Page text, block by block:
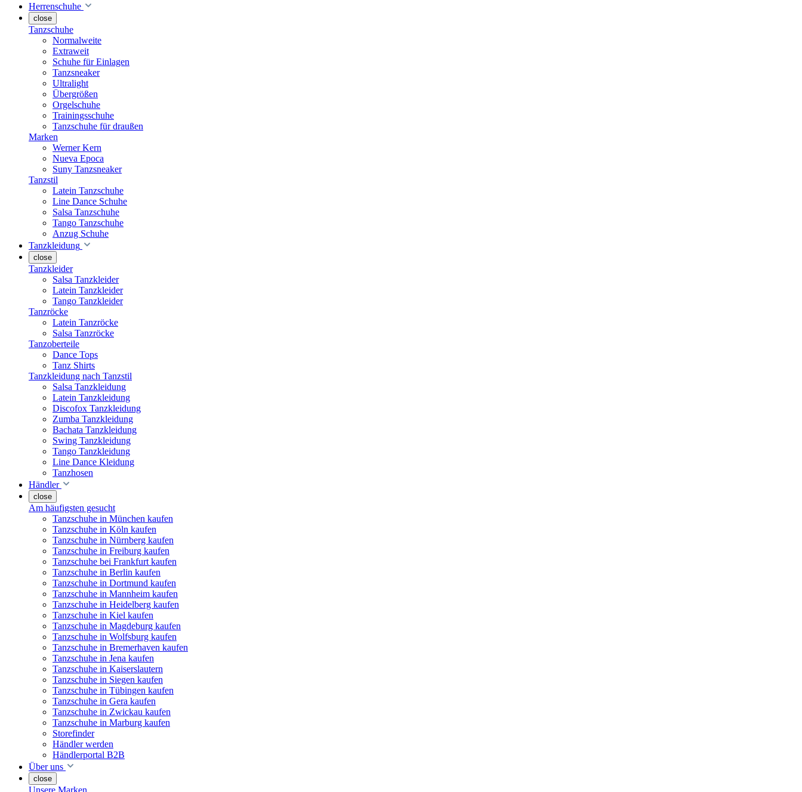
Herrenschuhe
close
Tanzschuhe
Normalweite
Extraweit
Schuhe für Einlagen
Tanzsneaker
Ultralight
Übergrößen
Orgelschuhe
Trainingsschuhe
Tanzschuhe für draußen
Marken
Werner Kern
Nueva Epoca
Suny Tanzsneaker
Tanzstil
Latein Tanzschuhe
Line Dance Schuhe
Salsa Tanzschuhe
Tango Tanzschuhe
Anzug Schuhe
Tanzkleidung
close
Tanzkleider
Salsa Tanzkleider
Latein Tanzkleider
Tango Tanzkleider
Tanzröcke
Latein Tanzröcke
Salsa Tanzröcke
Tanzoberteile
Dance Tops
Tanz Shirts
Tanzkleidung nach Tanzstil
Salsa Tanzkleidung
Latein Tanzkleidung
Discofox Tanzkleidung
Zumba Tanzkleidung
Bachata Tanzkleidung
Swing Tanzkleidung
Tango Tanzkleidung
Line Dance Kleidung
Tanzhosen
Händler
close
Am häufigsten gesucht
Tanzschuhe in München kaufen
Tanzschuhe in Köln kaufen
Tanzschuhe in Nürnberg kaufen
Tanzschuhe in Freiburg kaufen
Tanzschuhe bei Frankfurt kaufen
Tanzschuhe in Berlin kaufen
Tanzschuhe in Dortmund kaufen
Tanzschuhe in Mannheim kaufen
Tanzschuhe in Heidelberg kaufen
Tanzschuhe in Kiel kaufen
Tanzschuhe in Magdeburg kaufen
Tanzschuhe in Wolfsburg kaufen
Tanzschuhe in Bremerhaven kaufen
Tanzschuhe in Jena kaufen
Tanzschuhe in Kaiserslautern
Tanzschuhe in Siegen kaufen
Tanzschuhe in Tübingen kaufen
Tanzschuhe in Gera kaufen
Tanzschuhe in Zwickau kaufen
Tanzschuhe in Marburg kaufen
Storefinder
Händler werden
Händlerportal B2B
Über uns
close
Unsere Marken